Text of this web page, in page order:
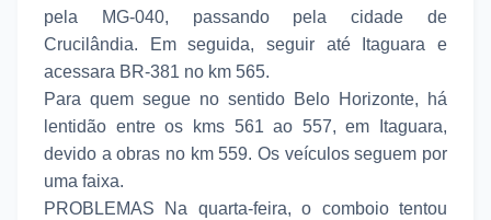
pela MG-040, passando pela cidade de
Crucilândia. Em seguida, seguir até Itaguara e
acessara BR-381 no km 565.
Para quem segue no sentido Belo Horizonte, há
lentidão entre os kms 561 ao 557, em Itaguara,
devido a obras no km 559. Os veículos seguem por
uma faixa.
PROBLEMAS Na quarta-feira, o comboio tentou